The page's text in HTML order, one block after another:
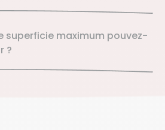
superficie maximum pouvez-
?